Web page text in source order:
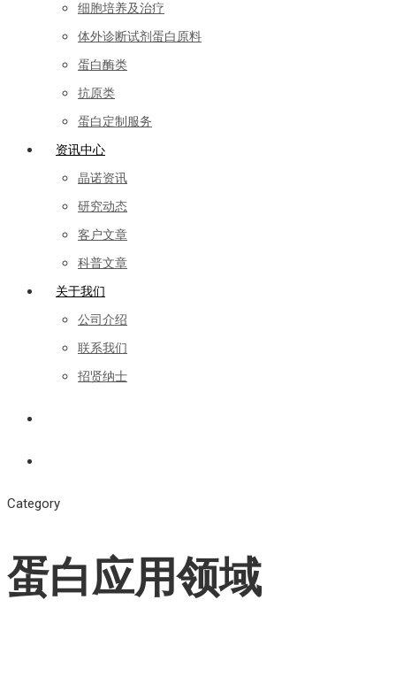
细胞培养及治疗
体外诊断试剂蛋白原料
蛋白酶类
抗原类
蛋白定制服务
资讯中心
晶诺资讯
研究动态
客户文章
科普文章
关于我们
公司介绍
联系我们
招贤纳士
Category
蛋白应用领域